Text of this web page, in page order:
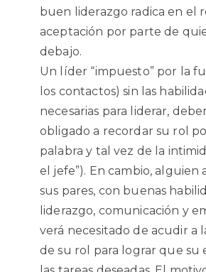
buen liderazgo radica en el
aceptación por parte de
debajo.
Un líder “impuesto” por la
los contactos) sin las
necesarias para liderar,
obligado a recordar su rol
palabra y tal vez de la
el jefe”). En cambio, alguien
sus pares, con buenas
liderazgo, comunicación y
verá necesitado de acudir a
de su rol para lograr que su